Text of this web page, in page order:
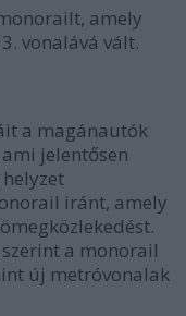
amely
vonalává vált.
a magánautók
jelentősen
iránt, amely
a monorail
új metróvonalak